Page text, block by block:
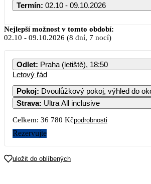
Termín: 02.10 - 09.10.2026
PO ÚT
Nejlepší možnost v tomto období:
02.10 - 09.10.2026 (8 dní, 7 nocí)
Odlet: Praha (letiště), 18:50
Letový řád
Pokoj: Dvoulůžkový pokoj, výhled do
Strava: Ultra All inclusive
Celkem: 36 780 Kčpodrobnosti
Rezervujte
uložit do oblíbených